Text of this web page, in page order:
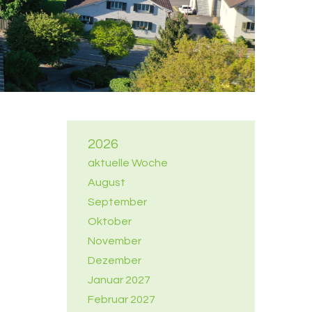
2026
aktuelle Woche
August
September
Oktober
November
Dezember
Januar 2027
Februar 2027